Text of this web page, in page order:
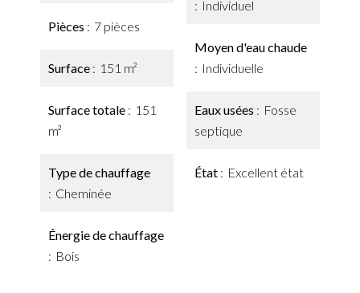
Pièces 7 pièces
Surface 151 m²
Surface totale
151
m²
Type de chauffage
Cheminée
Énergie de chauffage
Bois
Individuel
Moyen d'eau chaude
Individuelle
Eaux usées
Fosse
septique
État Excellent état